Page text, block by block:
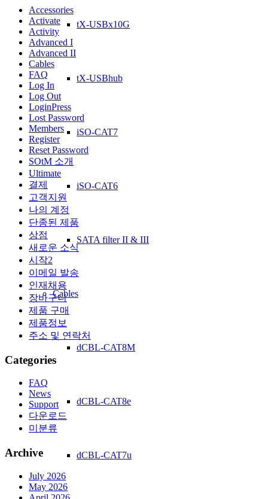
tX-USBx10G
tX-USBhub
iSO-CAT7
iSO-CAT6
SATA filter II & III
Cables
dCBL-CAT8M
dCBL-CAT8e
dCBL-CAT7u
Accessories
Activate
Activity
Advanced I
Advanced II
Cables
FAQ
Log In
Log Out
LoginPress
Lost Password
Members
Register
Reset Password
SOtM 소개
Ultimate
결제
고객지원
나의 계정
단종된 제품
상점
새로운 소식
시작2
이메일 발송
인재채용
장바구니
제품 구매
제품정보
주소 및 연락처
Categories
FAQ
News
Support
다운로드
미분류
Archive
July 2026
May 2026